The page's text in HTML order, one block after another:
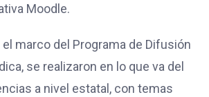
Moodle.
el marco del Programa de Difusión
se realizaron en lo que va del
a nivel estatal, con temas